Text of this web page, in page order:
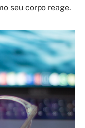
seu corpo reage.